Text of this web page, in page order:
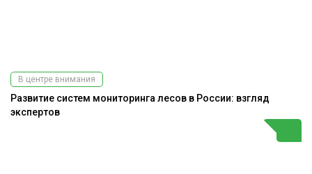
В центре внимания
Развитие систем мониторинга лесов в России: взгляд
экспертов